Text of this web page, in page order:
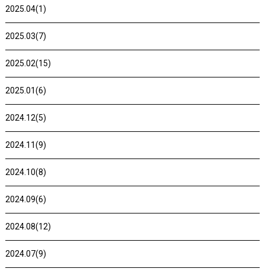
2025.04(1)
2025.03(7)
2025.02(15)
2025.01(6)
2024.12(5)
2024.11(9)
2024.10(8)
2024.09(6)
2024.08(12)
2024.07(9)